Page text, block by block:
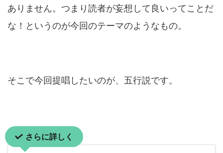
ありません。つまり読者が妄想して良いってことだ
な！というのが今回のテーマのようなもの。
そこで今回提唱したいのが、五行説です。
さらに詳しく